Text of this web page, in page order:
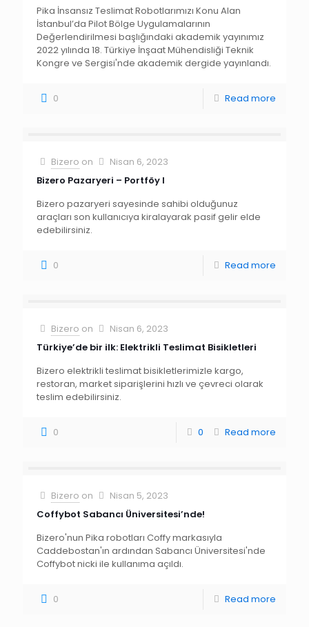
Pika İnsansız Teslimat Robotlarımızı Konu Alan
İstanbul’da Pilot Bölge Uygulamalarının
Değerlendirilmesi başlığındaki akademik yayınımız
2022 yılında 18. Türkiye İnşaat Mühendisliği Teknik
Kongre ve Sergisi'nde akademik dergide yayınlandı.
0 Read more
Bizero on
Nisan 6, 2023
Bizero Pazaryeri – Portföy I
Bizero pazaryeri sayesinde sahibi olduğunuz
araçları son kullanıcıya kiralayarak pasif gelir elde
edebilirsiniz.
0 Read more
Bizero on
Nisan 6, 2023
Türkiye’de bir ilk: Elektrikli Teslimat Bisikletleri
Bizero elektrikli teslimat bisikletlerimizle kargo,
restoran, market siparişlerini hızlı ve çevreci olarak
teslim edebilirsiniz.
0 0 Read more
Bizero on
Nisan 5, 2023
Coffybot Sabancı Üniversitesi’nde!
Bizero'nun Pika robotları Coffy markasıyla
Caddebostan'ın ardından Sabancı Üniversitesi'nde
Coffybot nicki ile kullanıma açıldı.
0 Read more